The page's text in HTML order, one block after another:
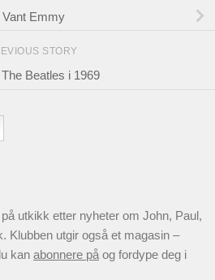
Vant Emmy
STORY
Beatles i 1969
utkikk etter nyheter om John, Paul,
Klubben utgir også et magasin –
kan abonnere påog fordype deg i